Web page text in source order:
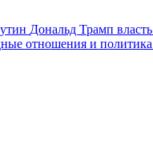
Дональд Трамп власть
отношения и политика